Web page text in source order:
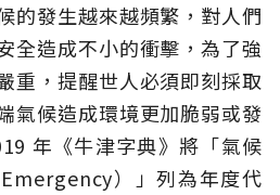
的發生越來越頻繁，對人們
全造成不小的衝擊，為了強
重，提醒世人必須即刻採取
氣候造成環境更加脆弱或發
年《牛津字典》將「氣候
）」列為年度代